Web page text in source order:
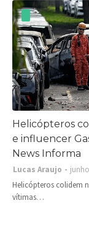
Helicópteros
e influencer
News Informa
Lucas Araujo
Helicópteros colidem
vítimas…